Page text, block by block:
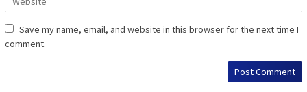
Save my name, email, and website in this browser for the next time I
comment.